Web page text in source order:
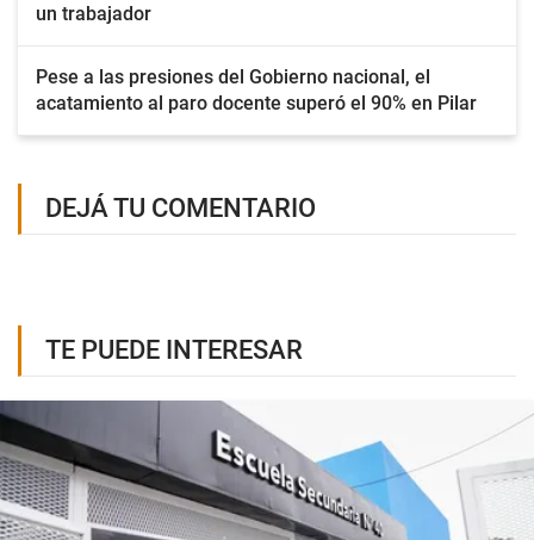
un trabajador
Pese a las presiones del Gobierno nacional, el
acatamiento al paro docente superó el 90% en Pilar
DEJÁ TU COMENTARIO
TE PUEDE INTERESAR